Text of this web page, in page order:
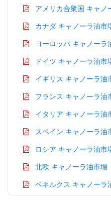
アメリカ合衆国 キャノ
カナダ キャノーラ油市
ヨーロッパ キャノーラ
ドイツ キャノーラ油市
イギリス キャノーラ油
フランス キャノーラ油
イタリア キャノーラ油
スペイン キャノーラ油
ロシア キャノーラ油市
北欧 キャノーラ油市場
ベネルクス キャノーラ